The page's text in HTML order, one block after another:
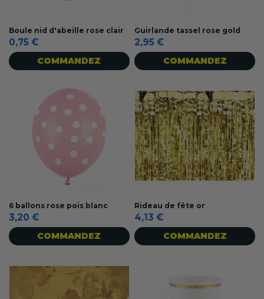
Boule nid d'abeille rose clair
0,75 €
COMMANDEZ
Guirlande tassel rose gold
2,95 €
COMMANDEZ
6 ballons rose pois blanc
3,20 €
COMMANDEZ
Rideau de fête or
4,13 €
COMMANDEZ